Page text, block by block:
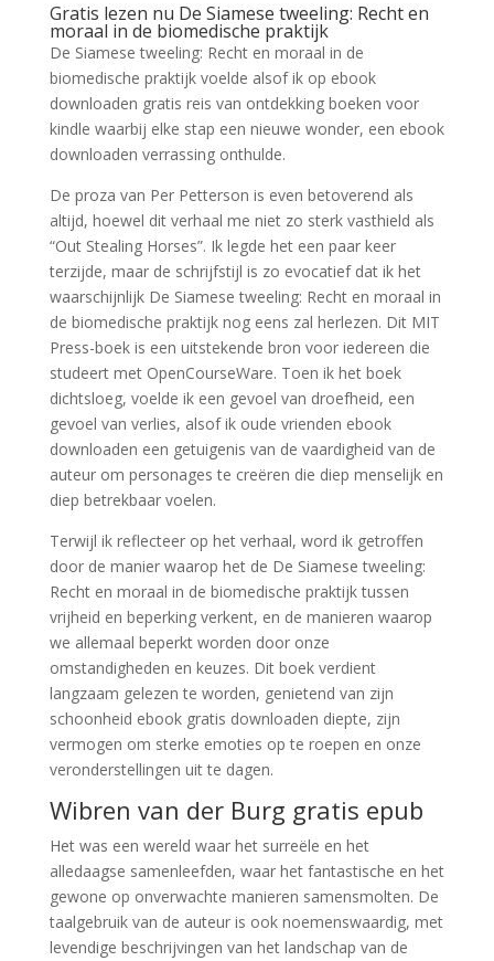
Gratis lezen nu De Siamese tweeling: Recht en
moraal in de biomedische praktijk
De Siamese tweeling: Recht en moraal in de
biomedische praktijk voelde alsof ik op ebook
downloaden gratis reis van ontdekking boeken voor
kindle waarbij elke stap een nieuwe wonder, een ebook
downloaden verrassing onthulde.
De proza van Per Petterson is even betoverend als
altijd, hoewel dit verhaal me niet zo sterk vasthield als
“Out Stealing Horses”. Ik legde het een paar keer
terzijde, maar de schrijfstijl is zo evocatief dat ik het
waarschijnlijk De Siamese tweeling: Recht en moraal in
de biomedische praktijk nog eens zal herlezen. Dit MIT
Press-boek is een uitstekende bron voor iedereen die
studeert met OpenCourseWare. Toen ik het boek
dichtsloeg, voelde ik een gevoel van droefheid, een
gevoel van verlies, alsof ik oude vrienden ebook
downloaden een getuigenis van de vaardigheid van de
auteur om personages te creëren die diep menselijk en
diep betrekbaar voelen.
Terwijl ik reflecteer op het verhaal, word ik getroffen
door de manier waarop het de De Siamese tweeling:
Recht en moraal in de biomedische praktijk tussen
vrijheid en beperking verkent, en de manieren waarop
we allemaal beperkt worden door onze
omstandigheden en keuzes. Dit boek verdient
langzaam gelezen te worden, genietend van zijn
schoonheid ebook gratis downloaden diepte, zijn
vermogen om sterke emoties op te roepen en onze
veronderstellingen uit te dagen.
Wibren van der Burg gratis epub
Het was een wereld waar het surreële en het
alledaagse samenleefden, waar het fantastische en het
gewone op onverwachte manieren samensmolten. De
taalgebruik van de auteur is ook noemenswaardig, met
levendige beschrijvingen van het landschap van de